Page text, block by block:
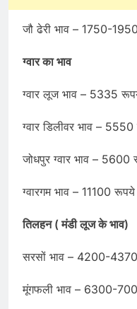
जौ ढेरी भाव – 1750-
ग्वार का भाव
ग्वार लूज भाव – 5335
ग्वार डिलीवर भाव –
जोधपुर ग्वार भाव –
ग्वारगम भाव – 11100
तिलहन ( मंडी लूज के भाव)
सरसों भाव – 4200-
मूंगफली भाव – 6300-